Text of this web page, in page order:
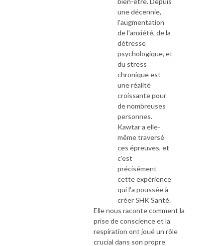
une décennie,
l'augmentation
de l'anxiété, de la
détresse
psychologique, et
du stress
chronique est
une réalité
croissante pour
de nombreuses
personnes.
Kawtar a elle-
même traversé
ces épreuves, et
c'est
précisément
cette expérience
qui l'a poussée à
créer SHK Santé.
Elle nous raconte comment la
prise de conscience et la
respiration ont joué un rôle
crucial dans son propre